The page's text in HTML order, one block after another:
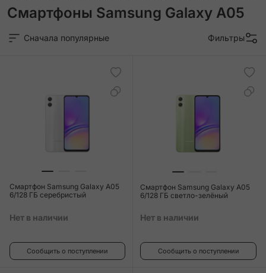
Смартфоны Samsung Galaxy A05
Сначала популярные Фильтры
Смартфон Samsung Galaxy A05
6/128 ГБ серебристый
Нет в наличии
Сообщить о поступлении
Смартфон Samsung Galaxy A05
6/128 ГБ светло-зелёный
Нет в наличии
Сообщить о поступлении